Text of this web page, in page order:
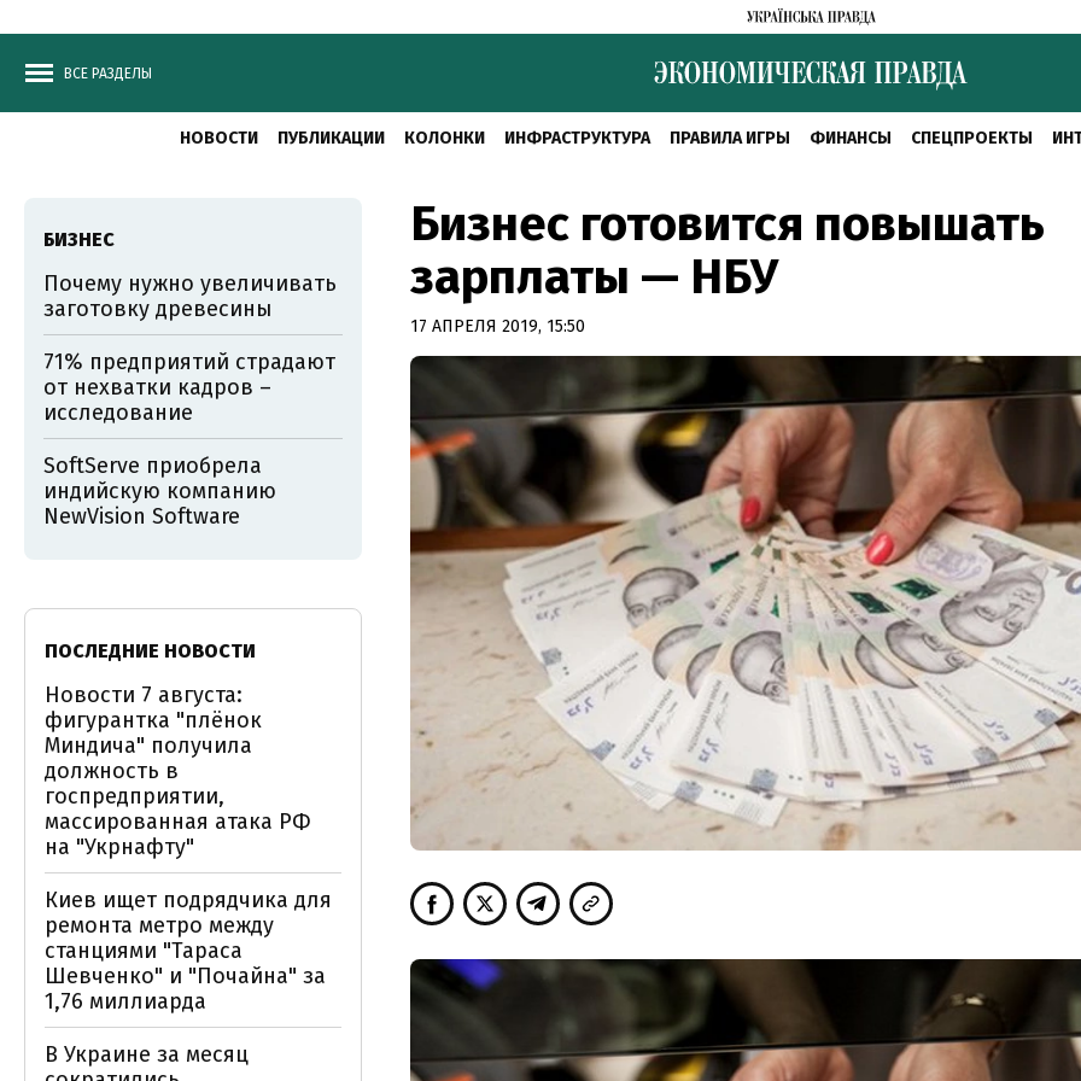
ВСЕ РАЗДЕЛЫ
НОВОСТИ ПУБЛИКАЦИИ КОЛОНКИ ИНФРАСТРУКТУРА ПРАВИЛА ИГРЫ ФИНАНСЫ СПЕЦПРОЕКТЫ
Бизнес готовится повышать
зарплаты — НБУ
17 АПРЕЛЯ 2019, 15:50
БИЗНЕС
Почему нужно увеличивать
заготовку древесины
71% предприятий страдают
от нехватки кадров –
исследование
SoftServe приобрела
индийскую компанию
NewVision Software
ПОСЛЕДНИЕ НОВОСТИ
Новости 7 августа:
фигурантка "плёнок
Миндича" получила
должность в
госпредприятии,
массированная атака РФ
на "Укрнафту"
Киев ищет подрядчика для
ремонта метро между
станциями "Тараса
Шевченко" и "Почайна" за
1,76 миллиарда
В Украине за месяц